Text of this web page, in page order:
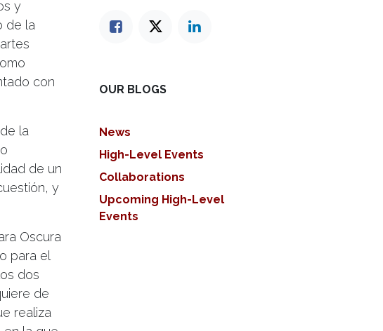
y
de la
con
la
de un
y
Oscura
para el
dos
de
realiza
OUR BLOGS
News
High-Level Events
Collaborations
Upcoming High-Level
Events